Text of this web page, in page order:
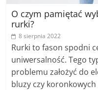
O czym pamiętać
rurki?
8 sierpnia 2022
Rurki to fason spodni
uniwersalność. Tego
problemu założyć do
bluzy czy